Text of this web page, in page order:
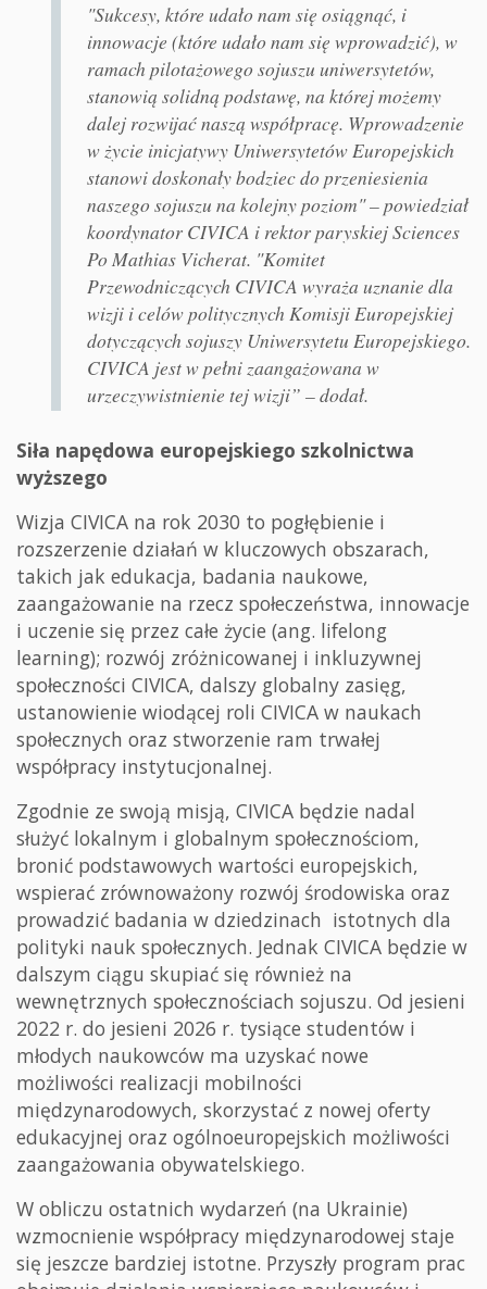
"Sukcesy, które udało nam się osiągnąć, i
innowacje (które udało nam się wprowadzić), w
ramach pilotażowego sojuszu uniwersytetów,
stanowią solidną podstawę, na której możemy
dalej rozwijać naszą współpracę. Wprowadzenie
w życie inicjatywy Uniwersytetów Europejskich
stanowi doskonały bodziec do przeniesienia
naszego sojuszu na kolejny poziom" – powiedział
koordynator CIVICA i rektor paryskiej Sciences
Po Mathias Vicherat. "Komitet
Przewodniczących CIVICA wyraża uznanie dla
wizji i celów politycznych Komisji Europejskiej
dotyczących sojuszy Uniwersytetu Europejskiego.
CIVICA jest w pełni zaangażowana w
urzeczywistnienie tej wizji” – dodał.
Siła napędowa europejskiego szkolnictwa
wyższego
Wizja CIVICA na rok 2030 to pogłębienie i
rozszerzenie działań w kluczowych obszarach,
takich jak edukacja, badania naukowe,
zaangażowanie na rzecz społeczeństwa, innowacje
i uczenie się przez całe życie (ang. lifelong
learning); rozwój zróżnicowanej i inkluzywnej
społeczności CIVICA, dalszy globalny zasięg,
ustanowienie wiodącej roli CIVICA w naukach
społecznych oraz stworzenie ram trwałej
współpracy instytucjonalnej.
Zgodnie ze swoją misją, CIVICA będzie nadal
służyć lokalnym i globalnym społecznościom,
bronić podstawowych wartości europejskich,
wspierać zrównoważony rozwój środowiska oraz
prowadzić badania w dziedzinach istotnych dla
polityki nauk społecznych. Jednak CIVICA będzie w
dalszym ciągu skupiać się również na
wewnętrznych społecznościach sojuszu. Od jesieni
2022 r. do jesieni 2026 r. tysiące studentów i
młodych naukowców ma uzyskać nowe
możliwości realizacji mobilności
międzynarodowych, skorzystać z nowej oferty
edukacyjnej oraz ogólnoeuropejskich możliwości
zaangażowania obywatelskiego.
W obliczu ostatnich wydarzeń (na Ukrainie)
wzmocnienie współpracy międzynarodowej staje
się jeszcze bardziej istotne. Przyszły program prac